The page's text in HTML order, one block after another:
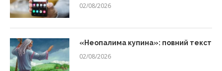
02/08/2026
«Неопалима купина»: повний текст
02/08/2026